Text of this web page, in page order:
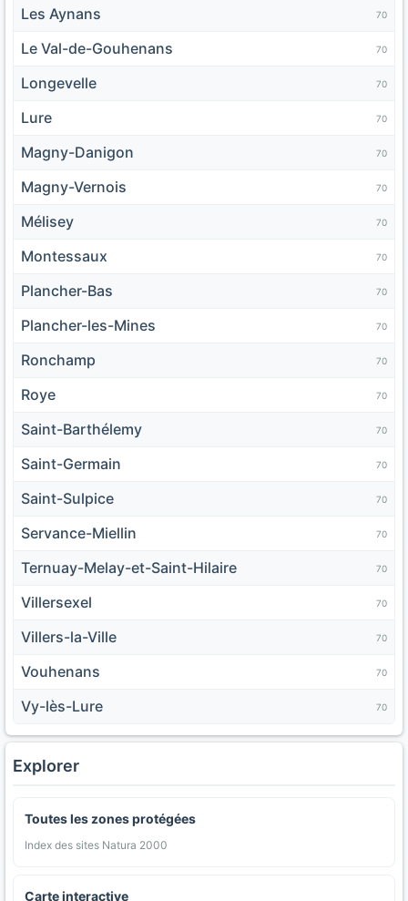
Les Aynans 70
Le Val-de-Gouhenans 70
Longevelle 70
Lure 70
Magny-Danigon 70
Magny-Vernois 70
Mélisey 70
Montessaux 70
Plancher-Bas 70
Plancher-les-Mines 70
Ronchamp 70
Roye 70
Saint-Barthélemy 70
Saint-Germain 70
Saint-Sulpice 70
Servance-Miellin 70
Ternuay-Melay-et-Saint-Hilaire 70
Villersexel 70
Villers-la-Ville 70
Vouhenans 70
Vy-lès-Lure 70
Explorer
Toutes les zones protégées
Index des sites Natura 2000
Carte interactive